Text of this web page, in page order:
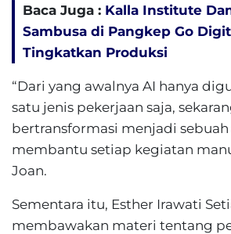
Baca Juga : Kalla Institute
Sambusa di Pangkep Go
Tingkatkan Produksi
“Dari yang awalnya AI hanya
satu jenis pekerjaan saja,
bertransformasi menjadi
membantu setiap kegiatan
Joan.
Sementara itu, Esther Irawati
membawakan materi tentang